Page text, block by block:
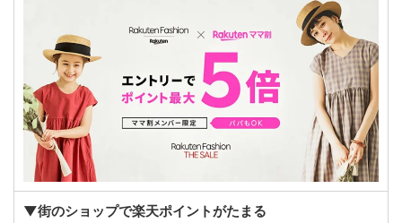
▼街のショップで楽天ポイントがたまる